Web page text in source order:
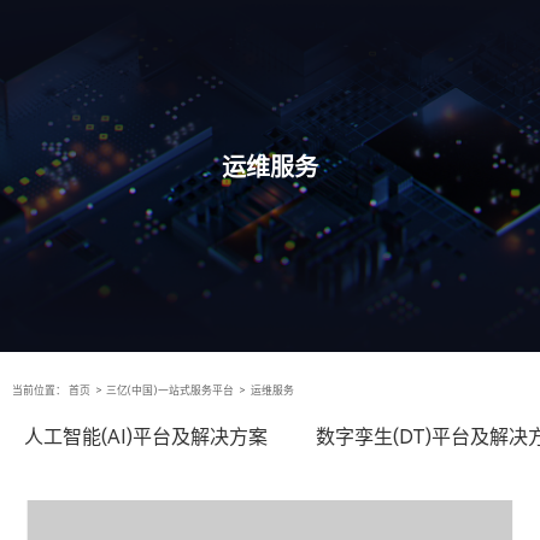
运维服务
当前位置： 首页 > 三亿(中国)一站式服务平台 > 运维服务
人工智能(AI)平台及解决方案 数字孪生(DT)平台及解决